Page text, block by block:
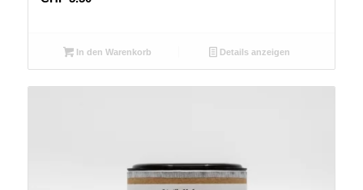
In den Warenkorb Details anzeigen